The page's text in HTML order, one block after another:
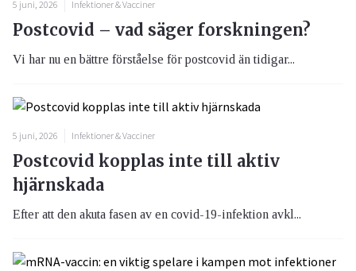
5 juni, 2026 Infektioner & Vacciner
Postcovid – vad säger forskningen?
Vi har nu en bättre förståelse för postcovid än tidigar...
5 juni, 2026 Infektioner & Vacciner
Postcovid kopplas inte till aktiv
hjärnskada
Efter att den akuta fasen av en covid-19-infektion avkl...